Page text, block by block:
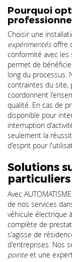
Pourquoi
Choisir une
expérimentésoffre
conformité avec
permet de
long du processus.
contraintes du site,
coordonnent
qualité. En cas de
disponible pour
interruption
seulement la
d'esprit pour
Solutions
Avec
de nos services
véhicule électrique
complète de
s'agisse de
d'entreprises. Nos
pointe et une